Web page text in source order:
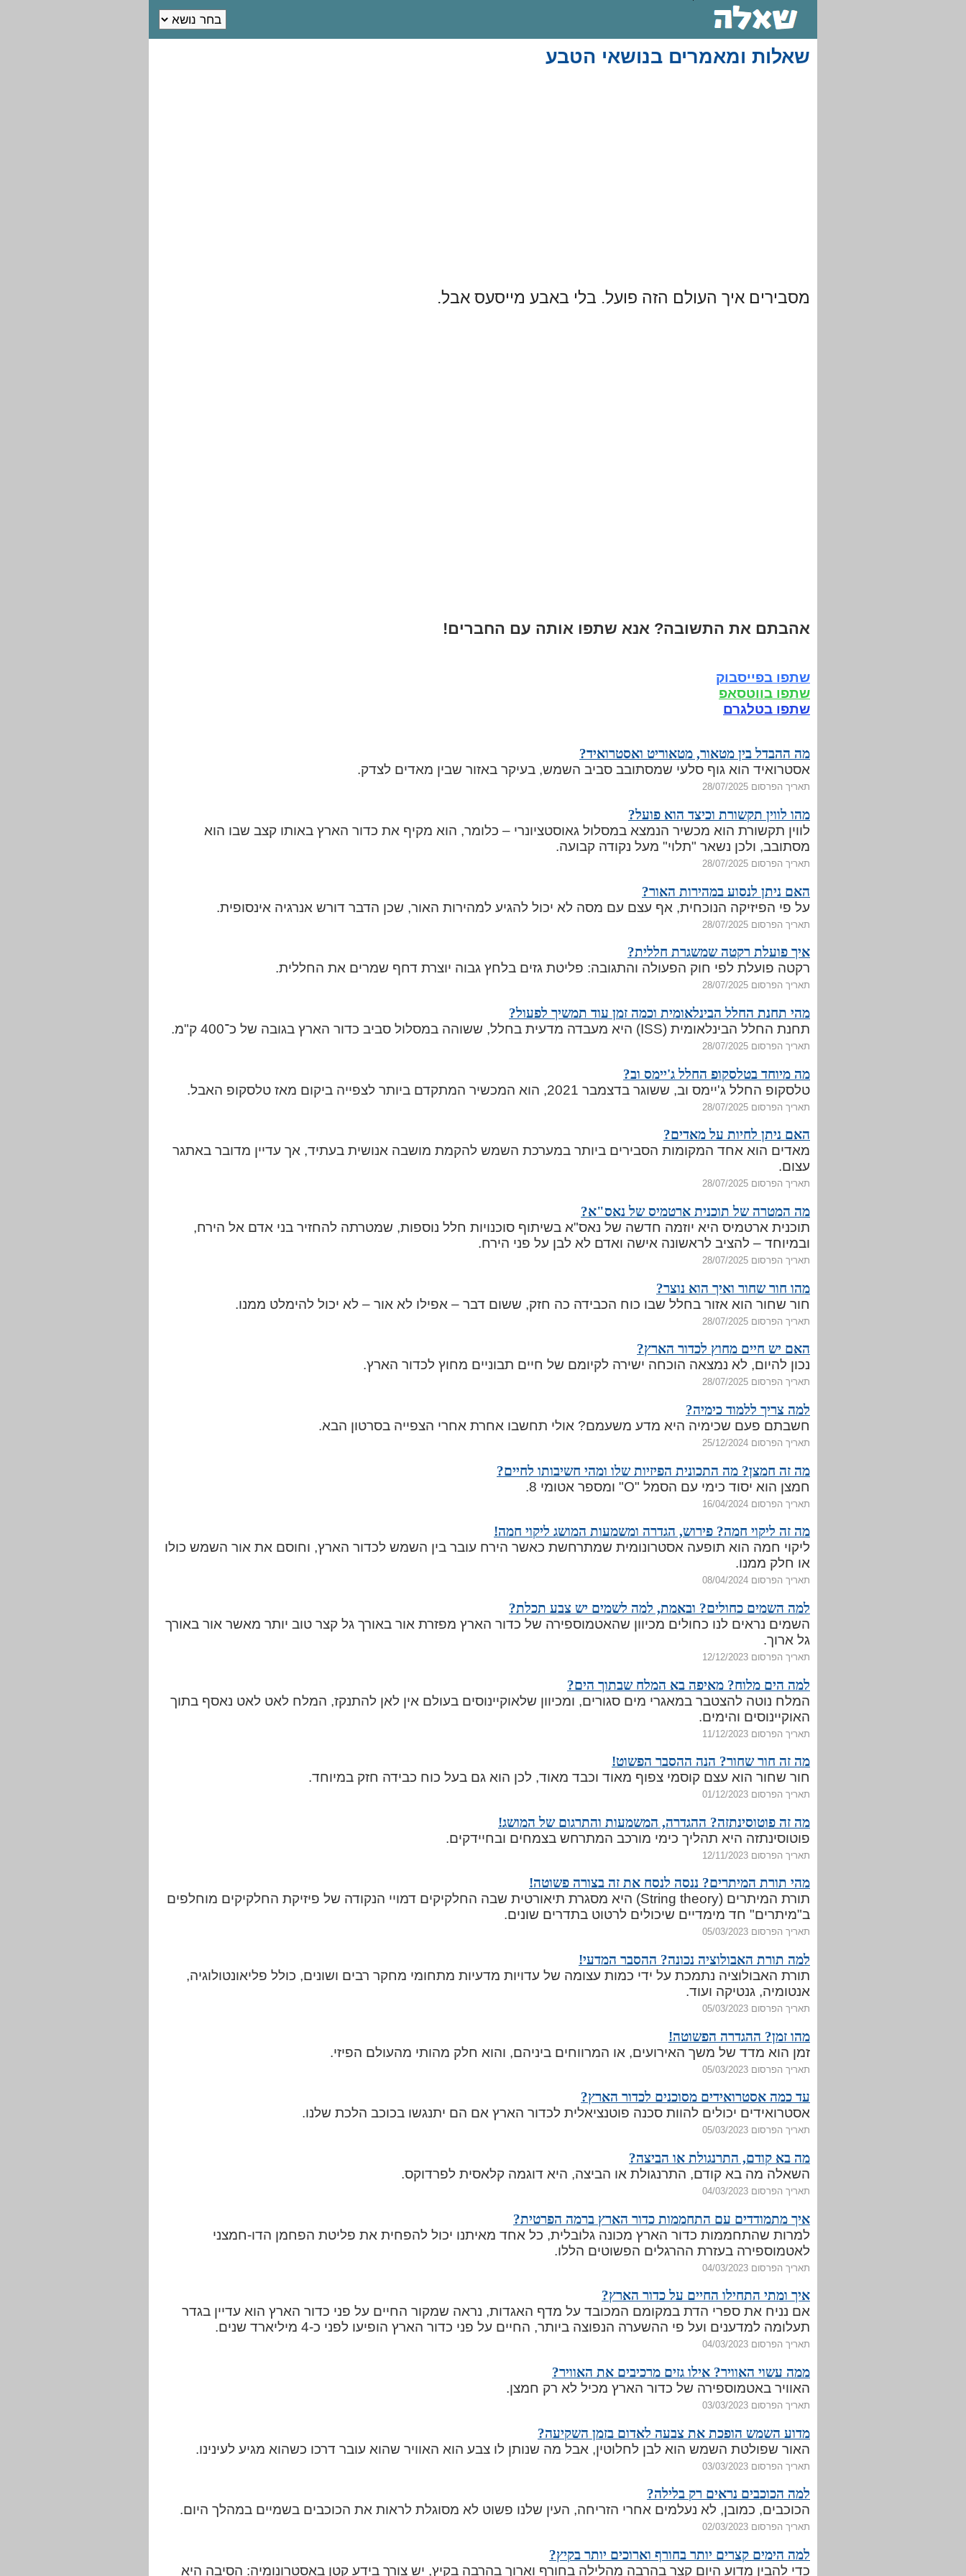
שאלות ומאמרים בנושאי הטבע
מסבירים איך העולם הזה פועל. בלי באבע מייסעס אבל.
אהבתם את התשובה? אנא שתפו אותה עם החברים!
שתפו בפייסבוק
שתפו בווטסאפ
שתפו בטלגרם
מה ההבדל בין מטאור, מטאוריט ואסטרואיד?
אסטרואיד הוא גוף סלעי שמסתובב סביב השמש, בעיקר באזור שבין מאדים לצדק.
תאריך הפרסום 28/07/2025
מהו לווין תקשורת וכיצד הוא פועל?
לווין תקשורת הוא מכשיר הנמצא במסלול גאוסטציונרי – כלומר, הוא מקיף את כדור הארץ באותו קצב שבו הוא
מסתובב, ולכן נשאר "תלוי" מעל נקודה קבועה.
תאריך הפרסום 28/07/2025
האם ניתן לנסוע במהירות האור?
על פי הפיזיקה הנוכחית, אף עצם עם מסה לא יכול להגיע למהירות האור, שכן הדבר דורש אנרגיה אינסופית.
תאריך הפרסום 28/07/2025
איך פועלת רקטה שמשגרת חללית?
רקטה פועלת לפי חוק הפעולה והתגובה: פליטת גזים בלחץ גבוה יוצרת דחף שמרים את החללית.
תאריך הפרסום 28/07/2025
מהי תחנת החלל הבינלאומית וכמה זמן עוד תמשיך לפעול?
תחנת החלל הבינלאומית (ISS) היא מעבדה מדעית בחלל, ששוהה במסלול סביב כדור הארץ בגובה של כ־400 ק"מ.
תאריך הפרסום 28/07/2025
מה מיוחד בטלסקופ החלל ג'יימס וב?
טלסקופ החלל ג'יימס וב, ששוגר בדצמבר 2021, הוא המכשיר המתקדם ביותר לצפייה ביקום מאז טלסקופ האבל.
תאריך הפרסום 28/07/2025
האם ניתן לחיות על מאדים?
מאדים הוא אחד המקומות הסבירים ביותר במערכת השמש להקמת מושבה אנושית בעתיד, אך עדיין מדובר באתגר
עצום.
תאריך הפרסום 28/07/2025
מה המטרה של תוכנית ארטמיס של נאס"א?
תוכנית ארטמיס היא יוזמה חדשה של נאס"א בשיתוף סוכנויות חלל נוספות, שמטרתה להחזיר בני אדם אל הירח,
ובמיוחד – להציב לראשונה אישה ואדם לא לבן על פני הירח.
תאריך הפרסום 28/07/2025
מהו חור שחור ואיך הוא נוצר?
חור שחור הוא אזור בחלל שבו כוח הכבידה כה חזק, ששום דבר – אפילו לא אור – לא יכול להימלט ממנו.
תאריך הפרסום 28/07/2025
האם יש חיים מחוץ לכדור הארץ?
נכון להיום, לא נמצאה הוכחה ישירה לקיומם של חיים תבוניים מחוץ לכדור הארץ.
תאריך הפרסום 28/07/2025
למה צריך ללמוד כימיה?
חשבתם פעם שכימיה היא מדע משעמם? אולי תחשבו אחרת אחרי הצפייה בסרטון הבא.
תאריך הפרסום 25/12/2024
מה זה חמצן? מה התכונית הפיזיות שלו ומהי חשיבותו לחיים?
חמצן הוא יסוד כימי עם הסמל "O" ומספר אטומי 8.
תאריך הפרסום 16/04/2024
מה זה ליקוי חמה? פירוש, הגדרה ומשמעות המושג ליקוי חמה!
ליקוי חמה הוא תופעה אסטרונומית שמתרחשת כאשר הירח עובר בין השמש לכדור הארץ, וחוסם את אור השמש כולו
או חלק ממנו.
תאריך הפרסום 08/04/2024
למה השמים כחולים? ובאמת, למה לשמים יש צבע תכלת?
השמים נראים לנו כחולים מכיוון שהאטמוספירה של כדור הארץ מפזרת אור באורך גל קצר טוב יותר מאשר אור באורך
גל ארוך.
תאריך הפרסום 12/12/2023
למה הים מלוח? מאיפה בא המלח שבתוך הים?
המלח נוטה להצטבר במאגרי מים סגורים, ומכיוון שלאוקיינוסים בעולם אין לאן להתנקז, המלח לאט לאט נאסף בתוך
האוקיינוסים והימים.
תאריך הפרסום 11/12/2023
מה זה חור שחור? הנה ההסבר הפשוט!
חור שחור הוא עצם קוסמי צפוף מאוד וכבד מאוד, לכן הוא גם בעל כוח כבידה חזק במיוחד.
תאריך הפרסום 01/12/2023
מה זה פוטוסינתזה? ההגדרה, המשמעות והתרגום של המושג!
פוטוסינתזה היא תהליך כימי מורכב המתרחש בצמחים ובחיידקים.
תאריך הפרסום 12/11/2023
מהי תורת המיתרים? ננסה לנסח את זה בצורה פשוטה!
תורת המיתרים (String theory) היא מסגרת תיאורטית שבה החלקיקים דמויי הנקודה של פיזיקת החלקיקים מוחלפים
ב"מיתרים" חד מימדיים שיכולים לרטוט בתדרים שונים.
תאריך הפרסום 05/03/2023
למה תורת האבולוציה נכונה? ההסבר המדעי!
תורת האבולוציה נתמכת על ידי כמות עצומה של עדויות מדעיות מתחומי מחקר רבים ושונים, כולל פליאונטולוגיה,
אנטומיה, גנטיקה ועוד.
תאריך הפרסום 05/03/2023
מהו זמן? ההגדרה הפשוטה!
זמן הוא מדד של משך האירועים, או המרווחים ביניהם, והוא חלק מהותי מהעולם הפיזי.
תאריך הפרסום 05/03/2023
עד כמה אסטרואידים מסוכנים לכדור הארץ?
אסטרואידים יכולים להוות סכנה פוטנציאלית לכדור הארץ אם הם יתנגשו בכוכב הלכת שלנו.
תאריך הפרסום 05/03/2023
מה בא קודם, התרנגולת או הביצה?
השאלה מה בא קודם, התרנגולת או הביצה, היא דוגמה קלאסית לפרדוקס.
תאריך הפרסום 04/03/2023
איך מתמודדים עם התחממות כדור הארץ ברמה הפרטית?
למרות שהתחממות כדור הארץ מכונה גלובלית, כל אחד מאיתנו יכול להפחית את פליטת הפחמן הדו-חמצני
לאטמוספירה בעזרת ההרגלים הפשוטים הללו.
תאריך הפרסום 04/03/2023
איך ומתי התחילו החיים על כדור הארץ?
אם נניח את ספרי הדת במקומם המכובד על מדף האגדות, נראה שמקור החיים על פני כדור הארץ הוא עדיין בגדר
תעלומה למדענים ועל פי ההשערה הנפוצה ביותר, החיים על פני כדור הארץ הופיעו לפני כ-4 מיליארד שנים.
תאריך הפרסום 04/03/2023
ממה עשוי האוויר? אילו גזים מרכיבים את האוויר?
האוויר באטמוספירה של כדור הארץ מכיל לא רק חמצן.
תאריך הפרסום 03/03/2023
מדוע השמש הופכת את צבעה לאדום בזמן השקיעה?
האור שפולטת השמש הוא לבן לחלוטין, אבל מה שנותן לו צבע הוא האוויר שהוא עובר דרכו כשהוא מגיע לעינינו.
תאריך הפרסום 03/03/2023
למה הכוכבים נראים רק בלילה?
הכוכבים, כמובן, לא נעלמים אחרי הזריחה, העין שלנו פשוט לא מסוגלת לראות את הכוכבים בשמיים במהלך היום.
תאריך הפרסום 02/03/2023
למה הימים קצרים יותר בחורף וארוכים יותר בקיץ?
כדי להבין מדוע היום קצר בהרבה מהלילה בחורף וארוך בהרבה בקיץ, יש צורך בידע קטן באסטרונומיה: הסיבה היא